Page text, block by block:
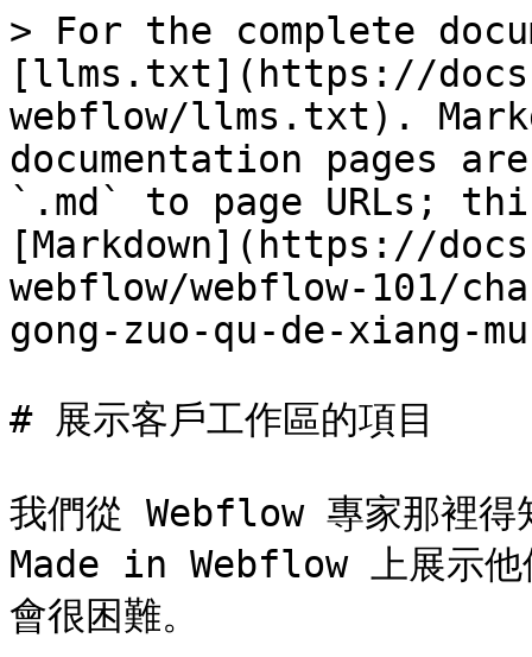
> For the complete
[llms.txt](https://
webflow/llms.txt).
documentation pages
`.md` to page URLs;
[Markdown](https://
webflow/webflow-101/
gong-zuo-qu-de-xiang-
# 展示客戶工作區的項目
我們從 Webflow 專家那裡得
Made in Webflow 上展示他
會很困難。